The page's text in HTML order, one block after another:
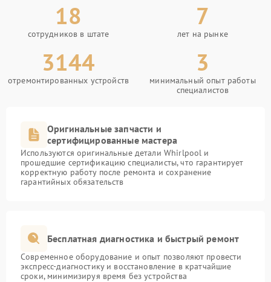
18
сотрудников в штате
7
лет на рынке
3144
отремонтированных устройств
3
минимальный опыт работы
специалистов
Оригинальные запчасти и
сертифицированные мастера
Используются оригинальные детали Whirlpool и
прошедшие сертификацию специалисты, что гарантирует
корректную работу после ремонта и сохранение
гарантийных обязательств
Бесплатная диагностика и быстрый ремонт
Современное оборудование и опыт позволяют провести
экспресс-диагностику и восстановление в кратчайшие
сроки, минимизируя время без устройства